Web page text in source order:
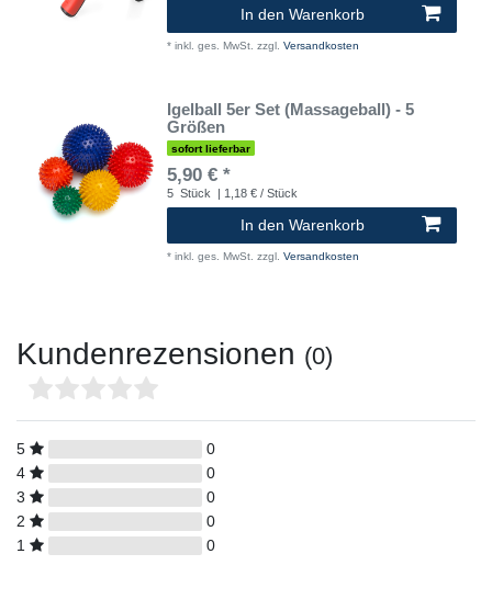
In den Warenkorb
* inkl. ges. MwSt. zzgl. Versandkosten
Igelball 5er Set (Massageball) - 5
Größen
sofort lieferbar
5,90 € *
5 Stück | 1,18 € / Stück
In den Warenkorb
* inkl. ges. MwSt. zzgl. Versandkosten
Kundenrezensionen (0)
5
0
4
0
3
0
2
0
1
0